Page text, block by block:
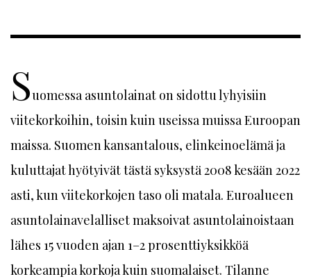
Suomessa asuntolainat on sidottu lyhyisiin
viitekorkoihin, toisin kuin useissa muissa Euroopan
maissa. Suomen kansantalous, elinkeinoelämä ja
kuluttajat hyötyivät tästä syksystä 2008 kesään 2022
asti, kun viitekorkojen taso oli matala. Euroalueen
asuntolainavelalliset maksoivat asuntolainoistaan
lähes 15 vuoden ajan 1–2 prosenttiyksikköä
korkeampia korkoja kuin suomalaiset. Tilanne